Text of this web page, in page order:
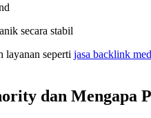
secara stabil
layanan seperti jasa backlink
dan Mengapa